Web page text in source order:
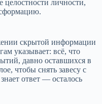
целостности личности,
скрытой информации
указывает: всё, что
давно оставшихся в
чтобы снять завесу с
ответ — осталось